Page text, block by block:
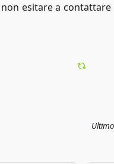
esitare a